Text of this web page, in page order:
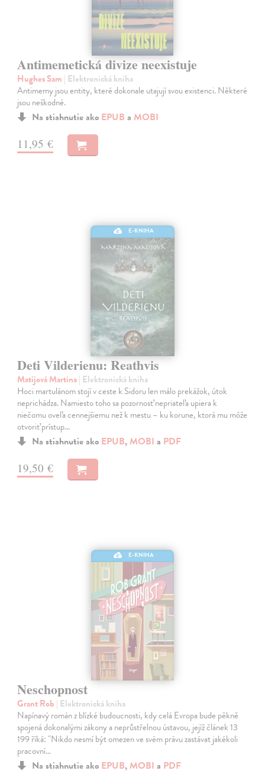
Antimemetická divize neexistuje
Hughes Sam | Elektronická kniha
Antimemy jsou entity, které dokonale utajují svou existenci. Některé
jsou neškodné.
Na stiahnutie ako EPUB a MOBI
11,95 €
E-KNIHA
Deti Vilderienu: Reathvis
Matijová Martina| Elektronická kniha
Hoci martulánom stojí v ceste k Sidoru len málo prekážok, útok
neprichádza. Namiesto toho sa pozornosť nepriateľa upiera k
niečomu oveľa cennejšiemu než k mestu – ku korune, ktorá mu môže
otvoriť prístup…
Na stiahnutie ako EPUB, MOBI a PDF
19,50 €
E-KNIHA
Neschopnost
Grant Rob | Elektronická kniha
Napínavý román z blízké budoucnosti, kdy celá Evropa bude pěkně
spojená dokonalými zákony a neprůstřelnou ústavou, jejíž článek 13
199 říká: "Nikdo nesmí být omezen ve svém právu zastávat jakékoli
pracovní…
Na stiahnutie ako EPUB, MOBI a PDF